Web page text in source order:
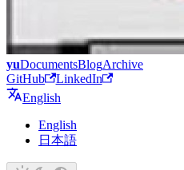
yuDocumentsBlogArchive
GitHub
LinkedIn
English
English
日本語